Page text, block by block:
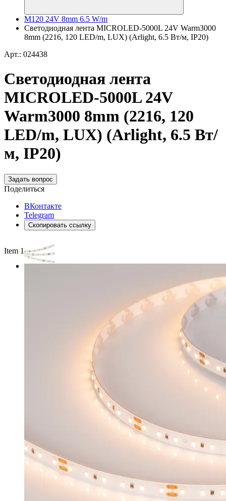
M120 24V 8mm 6.5 W/m
Светодиодная лента MICROLED-5000L 24V Warm3000
8mm (2216, 120 LED/m, LUX) (Arlight, 6.5 Вт/м, IP20)
Арт.: 024438
Светодиодная лента
MICROLED-5000L 24V
Warm3000 8mm (2216, 120
LED/m, LUX) (Arlight, 6.5 Вт/
м, IP20)
Задать вопрос
Поделиться
ВКонтакте
Telegram
Скопировать ссылку
Item 1 of 2